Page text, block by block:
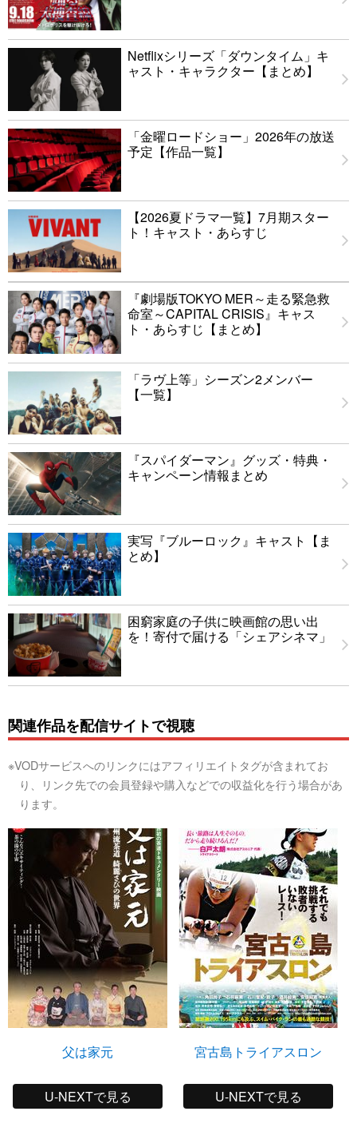
Netflixシリーズ「ダウンタイム」キ
ャスト・キャラクター【まとめ】
「金曜ロードショー」2026年の放送
予定【作品一覧】
【2026夏ドラマ一覧】7月期スター
ト！キャスト・あらすじ
『劇場版TOKYO MER～走る緊急救
命室～CAPITAL CRISIS』キャス
ト・あらすじ【まとめ】
「ラヴ上等」シーズン2メンバー
【一覧】
『スパイダーマン』グッズ・特典・
キャンペーン情報まとめ
実写『ブルーロック』キャスト【ま
とめ】
困窮家庭の子供に映画館の思い出
を！寄付で届ける「シェアシネマ」
関連作品を配信サイトで視聴
※VODサービスへのリンクにはアフィリエイトタグが含まれてお
り、リンク先での会員登録や購入などでの収益化を行う場合があ
ります。
父は家元
U-NEXTで見る
宮古島トライアスロン
U-NEXTで見る